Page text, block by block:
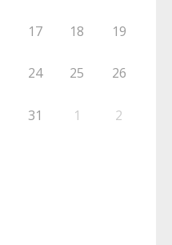
17 18 19
24 25 26
31 1 2